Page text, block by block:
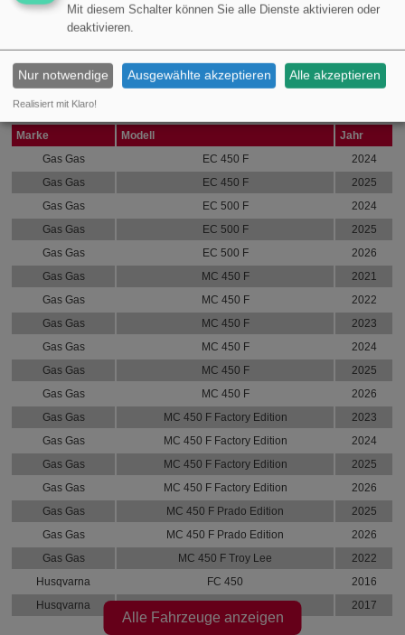
MPN: 734.21.29
Ersatzteil für dieses Fahrzeug passt auf folgende
Marke Modell
Jahr
Gas Gas
EC 450 F
2024
Gas Gas
EC 450 F
2025
Gas Gas
EC 500 F
2024
Gas Gas
EC 500 F
2025
Gas Gas
EC 500 F
2026
Gas Gas
MC 450 F
2021
Gas Gas
MC 450 F
2022
Gas Gas
MC 450 F
2023
Gas Gas
MC 450 F
2024
Gas Gas
MC 450 F
2025
Gas Gas
MC 450 F
2026
Gas Gas
MC 450 F Factory Edition
2023
Gas Gas
MC 450 F Factory Edition
2024
Gas Gas
MC 450 F Factory Edition
2025
Gas Gas
MC 450 F Factory Edition
2026
Gas Gas
MC 450 F Prado Edition
2025
Gas Gas
MC 450 F Prado Edition
2026
Gas Gas
MC 450 F Troy Lee
2022
Husqvarna
FC 450
2016
Husqvarna
FC 450 2017
Alle Fahrzeuge anzeigen
Mit diesem Schalter können Sie alle Dienste aktivieren oder
deaktivieren.
Nur notwendige Ausgewählte akzeptieren Alle akzeptieren
Realisiert mit Klaro!